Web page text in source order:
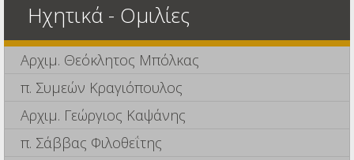
Ηχητικά - Ομιλίες
Αρχιμ. Θεόκλητος Μπόλκας
π. Συμεών Κραγιόπουλος
Αρχιμ. Γεώργιος Καψάνης
π. Σάββας Φιλοθεΐτης